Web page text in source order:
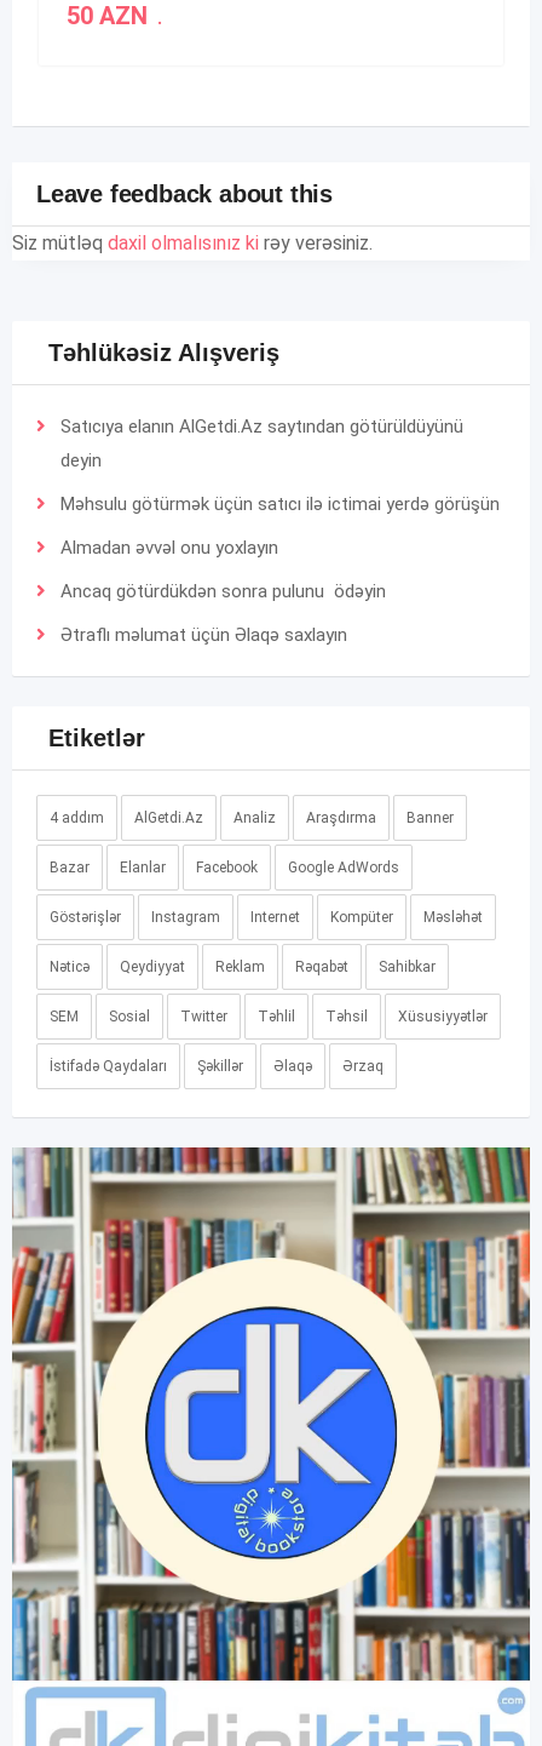
50 AZN .
Leave feedback about this
Siz mütləq daxil olmalısınız ki rəy verəsiniz.
Təhlükəsiz Alışveriş
Satıcıya elanın AlGetdi.Az saytından götürüldüyünü
deyin
Məhsulu götürmək üçün satıcı ilə ictimai yerdə görüşün
Almadan əvvəl onu yoxlayın
Ancaq götürdükdən sonra pulunu ödəyin
Ətraflı məlumat üçün Əlaqə saxlayın
Etiketlər
4 addım AlGetdi.Az Analiz Araşdırma Banner
Bazar Elanlar Facebook Google AdWords
Göstərişlər Instagram Internet Kompüter Məsləhət
Nəticə Qeydiyyat Reklam Rəqabət Sahibkar
SEM Sosial Twitter Təhlil Təhsil Xüsusiyyətlər
İstifadə Qaydaları Şəkillər Əlaqə Ərzaq